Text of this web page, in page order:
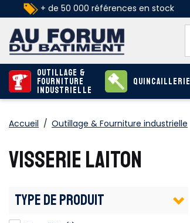
+ de 50 000 références en stock
Outillage &
Fourniture
industrielle
Quincaillerie
Accueil / Outillage & Fourniture industrielle
VISSERIE LAITON
TYPE DE PRODUIT